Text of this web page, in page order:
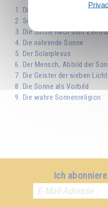
1. Die Sonne, Begründerin der
2. Surya-Yoga
3. Die Suche nach dem
4. Die nährende Sonne
5. Der Solarplexus
6. Der Mensch, Abbild der
7. Die Geister der sieben
8. Die Sonne als Vorbild
9. Die wahre Sonnenreligion
Ich